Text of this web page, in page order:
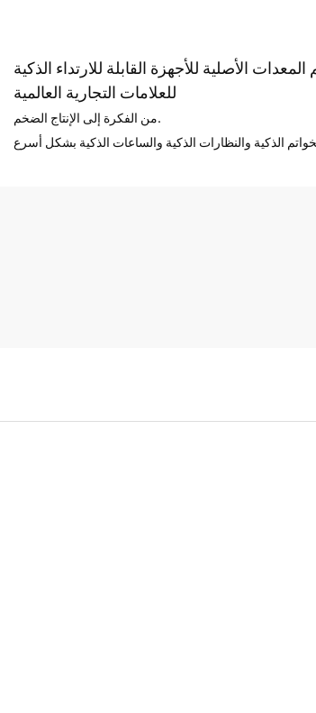
الأصلية للأجهزة القابلة للارتداء الذكية
للعلامات التجارية العالمية
من الفكرة إلى الإنتاج الضخم.